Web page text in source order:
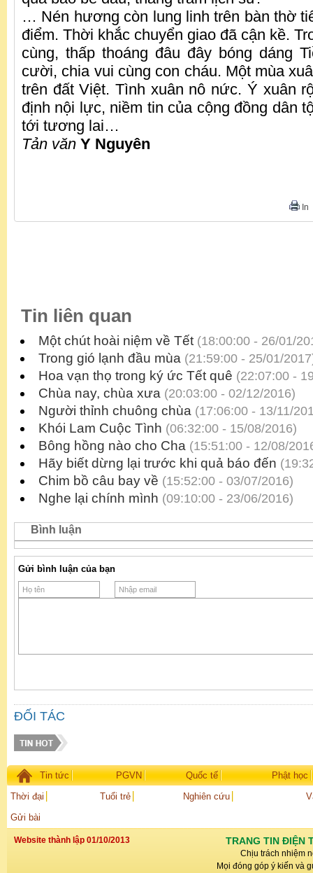
… Nén hương còn lung linh trên bàn thờ
điểm. Thời khắc chuyển giao đã cận kề.
cùng, thấp thoáng đâu đây bóng dáng
cười, chia vui cùng con cháu. Một mùa
trên đất Việt. Tình xuân nô nức. Ý xuân
định nội lực, niềm tin của cộng đồng dân
tới tương lai…
Tản văn Y Nguyên
In
Tin liên quan
Một chút hoài niệm về Tết (18:00:00 - 26/01/
Trong gió lạnh đầu mùa (21:59:00 - 25/01/
Hoa vạn thọ trong ký ức Tết quê (22:07:00 -
Chùa nay, chùa xưa (20:03:00 - 02/12/2016)
Người thỉnh chuông chùa (17:06:00 - 13/11/
Khói Lam Cuộc Tình (06:32:00 - 15/08/2016)
Bông hồng nào cho Cha (15:51:00 - 12/08/
Hãy biết dừng lại trước khi quả báo đến
Chim bồ câu bay về (15:52:00 - 03/07/2016)
Nghe lại chính mình (09:10:00 - 23/06/2016)
Bình luận
Gửi bình luận của bạn
ĐỐI TÁC
Tin tức PGVN Quốc tế
Phật học
Thời đại
Tuổi trẻ Nghiên cứu
Gửi bài
Website thành lập 01/10/2013 TRANG TIN ĐIỆN
Chịu trách nhiệm
Mọi đóng góp ý kiến và